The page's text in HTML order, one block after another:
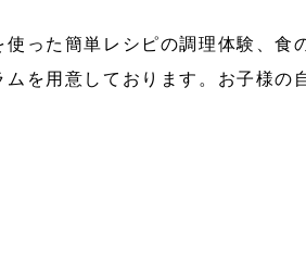
使った簡単レシピの調理体験、食
ムを用意しております。お子様の